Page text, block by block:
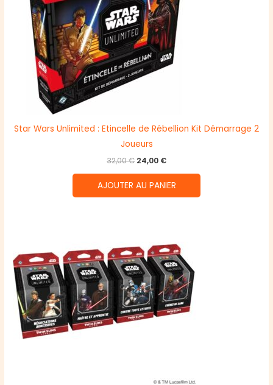
Star Wars Unlimited : Etincelle de Rébellion Kit Démarrage 2
Joueurs
32,00€ Le
était :
32,00 €.
24,00 €Le
est :
24,00 €.
AJOUTER AU PANIER